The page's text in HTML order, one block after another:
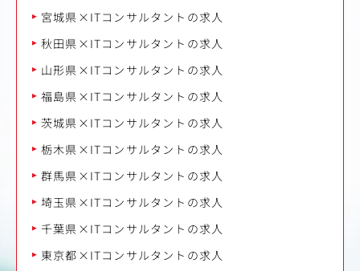
宮城県×ITコンサルタントの求人
秋田県×ITコンサルタントの求人
山形県×ITコンサルタントの求人
福島県×ITコンサルタントの求人
茨城県×ITコンサルタントの求人
栃木県×ITコンサルタントの求人
群馬県×ITコンサルタントの求人
埼玉県×ITコンサルタントの求人
千葉県×ITコンサルタントの求人
東京都×ITコンサルタントの求人